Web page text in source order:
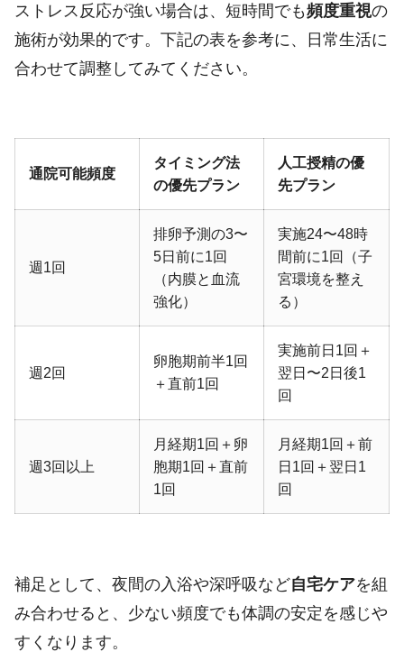
ストレス反応が強い場合は、短時間でも頻度重視の
施術が効果的です。下記の表を参考に、日常生活に
合わせて調整してみてください。
通院可能頻度
タイミング法
の優先プラン
人工授精の優
先プラン
週1回
排卵予測の3〜
5日前に1回
（内膜と血流
強化）
実施24〜48時
間前に1回（子
宮環境を整え
る）
週2回
卵胞期前半1回
＋直前1回
実施前日1回＋
翌日〜2日後1
回
週3回以上
月経期1回＋卵
胞期1回＋直前
1回
月経期1回＋前
日1回＋翌日1
回
補足として、夜間の入浴や深呼吸など自宅ケアを組
み合わせると、少ない頻度でも体調の安定を感じや
すくなります。